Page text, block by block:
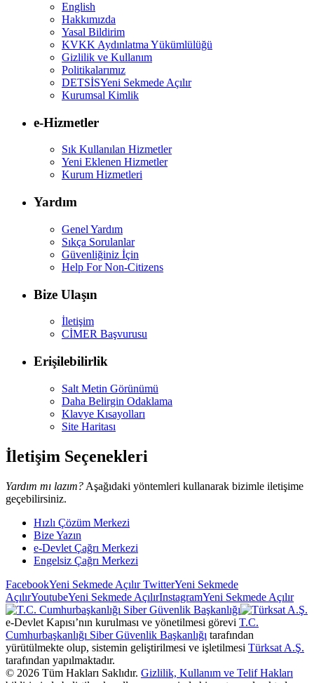
English
Hakkımızda
Yasal Bildirim
KVKK Aydınlatma Yükümlülüğü
Gizlilik ve Kullanım
Politikalarımız
DETSİSYeni Sekmede Açılır
Kurumsal Kimlik
e-Hizmetler
Sık Kullanılan Hizmetler
Yeni Eklenen Hizmetler
Kurum Hizmetleri
Yardım
Genel Yardım
Sıkça Sorulanlar
Güvenliğiniz İçin
Help For Non-Citizens
Bize Ulaşın
İletişim
CİMER Başvurusu
Erişilebilirlik
Salt Metin Görünümü
Daha Belirgin Odaklama
Klavye Kısayolları
Site Haritası
İletişim Seçenekleri
Yardım mı lazım? Aşağıdaki yöntemleri kullanarak bizimle iletişime
geçebilirsiniz.
Hızlı Çözüm Merkezi
Bize Yazın
e-Devlet Çağrı Merkezi
Engelsiz Çağrı Merkezi
FacebookYeni Sekmede AçılırTwitterYeni Sekmede
AçılırYoutubeYeni Sekmede AçılırInstagramYeni Sekmede Açılır
e-Devlet Kapısı’nın kurulması ve yönetilmesi görevi T.C.
Cumhurbaşkanlığı Siber Güvenlik Başkanlığı tarafından
yürütülmekte olup, sistemin geliştirilmesi ve işletilmesi Türksat A.Ş.
tarafından yapılmaktadır.
© 2026 Tüm Hakları Saklıdır. Gizlilik, Kullanım ve Telif Hakları